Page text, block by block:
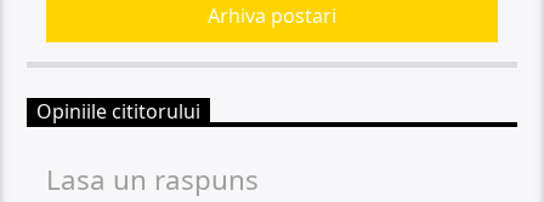
Arhiva postari
Opiniile cititorului
Lasa un raspuns